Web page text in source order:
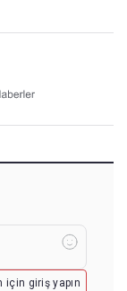
için giriş yapın